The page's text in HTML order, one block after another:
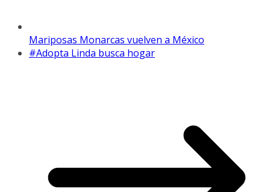
Mariposas Monarcas vuelven a México
#Adopta Linda busca hogar